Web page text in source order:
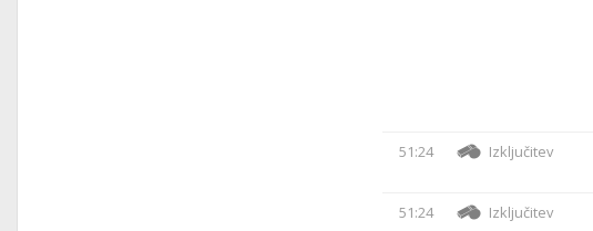
51:24 Izključitev
51:24 Izključitev